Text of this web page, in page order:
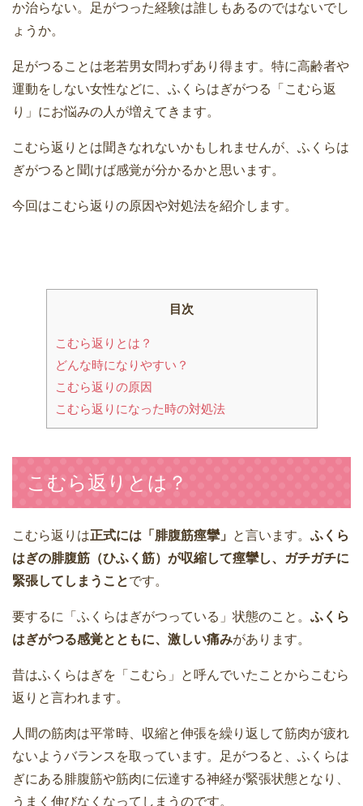
か治らない。足がつった経験は誰しもあるのではないでし
ょうか。
足がつることは老若男女問わずあり得ます。特に高齢者や
運動をしない女性などに、ふくらはぎがつる「こむら返
り」にお悩みの人が増えてきます。
こむら返りとは聞きなれないかもしれませんが、ふくらは
ぎがつると聞けば感覚が分かるかと思います。
今回はこむら返りの原因や対処法を紹介します。
目次
こむら返りとは？
どんな時になりやすい？
こむら返りの原因
こむら返りになった時の対処法
こむら返りとは？
こむら返りは正式には「腓腹筋痙攣」 と言います。 ふくら
はぎの腓腹筋（ひふく筋）が収縮して痙攣し、ガチガチに
緊張してしまうことです。
要するに「ふくらはぎがつっている」状態のこと。 ふくら
はぎがつる感覚とともに、激しい痛みがあります。
昔はふくらはぎを「こむら」と呼んでいたことからこむら
返りと言われます。
人間の筋肉は平常時、収縮と伸張を繰り返して筋肉が疲れ
ないようバランスを取っています。足がつると、ふくらは
ぎにある腓腹筋や筋肉に伝達する神経が緊張状態となり、
うまく伸びなくなってしまうのです。